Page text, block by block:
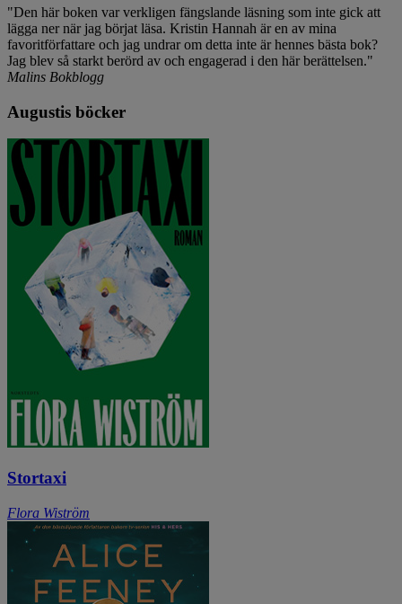
"Den här boken var verkligen fängslande läsning som inte gick att
lägga ner när jag börjat läsa. Kristin Hannah är en av mina
favoritförfattare och jag undrar om detta inte är hennes bästa bok?
Jag blev så starkt berörd av och engagerad i den här berättelsen."
Malins Bokblogg
Augustis böcker
Stortaxi
Flora Wiström